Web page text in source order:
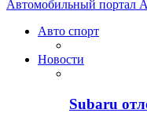
Автомобильный портал
Авто спорт
Новости
Subaru